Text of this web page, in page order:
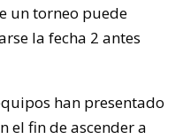
un torneo puede
la fecha 2 antes
han presentado
el fin de ascender a